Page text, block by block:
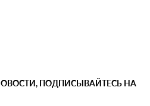
ПОДПИСЫВАЙТЕСЬ НА